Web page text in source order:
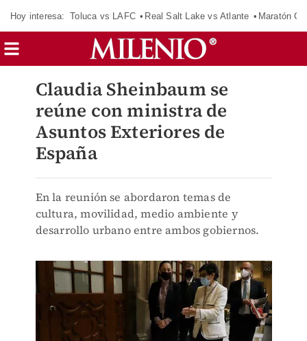
Hoy interesa: Toluca vs LAFC Real Salt Lake vs Atlante Maratón
Claudia Sheinbaum se
reúne con ministra de
Asuntos Exteriores de
España
En la reunión se abordaron temas de
cultura, movilidad, medio ambiente y
desarrollo urbano entre ambos gobiernos.